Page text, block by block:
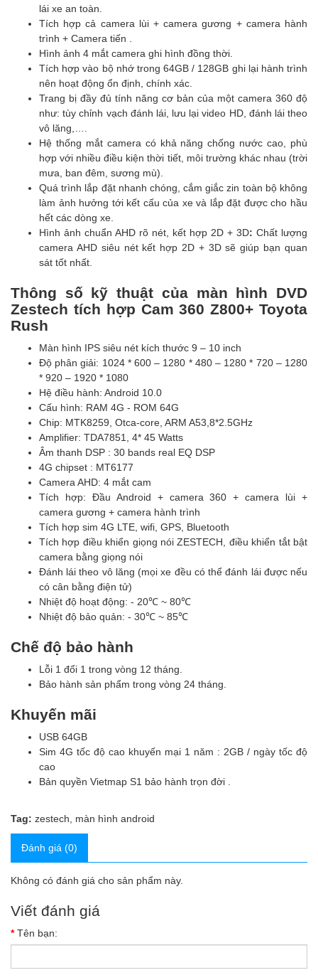
lái xe an toàn.
Tích hợp cả camera lùi + camera gương + camera hành
trình + Camera tiến .
Hình ảnh 4 mắt camera ghi hình đồng thời.
Tích hợp vào bộ nhớ trong 64GB / 128GB ghi lại hành trình
nên hoạt động ổn định, chính xác.
Trang bị đầy đủ tính năng cơ bản của một camera 360 độ
như: tùy chỉnh vạch đánh lái, lưu lại video HD, đánh lái theo
vô lăng,….
Hệ thống mắt camera có khả năng chống nước cao, phù
hợp với nhiều điều kiện thời tiết, môi trường khác nhau (trời
mưa, ban đêm, sương mù).
Quá trình lắp đặt nhanh chóng, cắm giắc zin toàn bộ không
làm ảnh hưởng tới kết cấu của xe và lắp đặt được cho hầu
hết các dòng xe.
Hình ảnh chuẩn AHD rõ nét, kết hợp 2D + 3D: Chất lượng
camera AHD siêu nét kết hợp 2D + 3D sẽ giúp bạn quan
sát tốt nhất.
Thông số kỹ thuật của màn hình DVD
Zestech tích hợp Cam 360 Z800+ Toyota
Rush
Màn hình IPS siêu nét kích thước 9 – 10 inch
Độ phân giải: 1024 * 600 – 1280 * 480 – 1280 * 720 – 1280
* 920 – 1920 * 1080
Hệ điều hành: Android 10.0
Cấu hình: RAM 4G - ROM 64G
Chip: MTK8259, Otca-core, ARM A53,8*2.5GHz
Amplifier: TDA7851, 4* 45 Watts
Âm thanh DSP : 30 bands real EQ DSP
4G chipset : MT6177
Camera AHD: 4 mắt cam
Tích hợp: Đầu Android + camera 360 + camera lùi +
camera gương + camera hành trình
Tích hợp sim 4G LTE, wifi, GPS, Bluetooth
Tích hợp điều khiển giọng nói ZESTECH, điều khiển tắt bật
camera bằng giọng nói
Đánh lái theo vô lăng (mọi xe đều có thể đánh lái được nếu
có cân bằng điện tử)
Nhiệt độ hoạt động: - 20℃ ~ 80℃
Nhiệt độ bảo quản: - 30℃ ~ 85℃
Chế độ bảo hành
Lỗi 1 đổi 1 trong vòng 12 tháng.
Bảo hành sản phẩm trong vòng 24 tháng.
Khuyến mãi
USB 64GB
Sim 4G tốc độ cao khuyến mại 1 năm : 2GB / ngày tốc độ
cao
Bản quyền Vietmap S1 bảo hành trọn đời .
Tag: zestech màn hình android
Đánh giá (0)
Không có đánh giá cho sản phẩm này.
Viết đánh giá
Tên bạn: